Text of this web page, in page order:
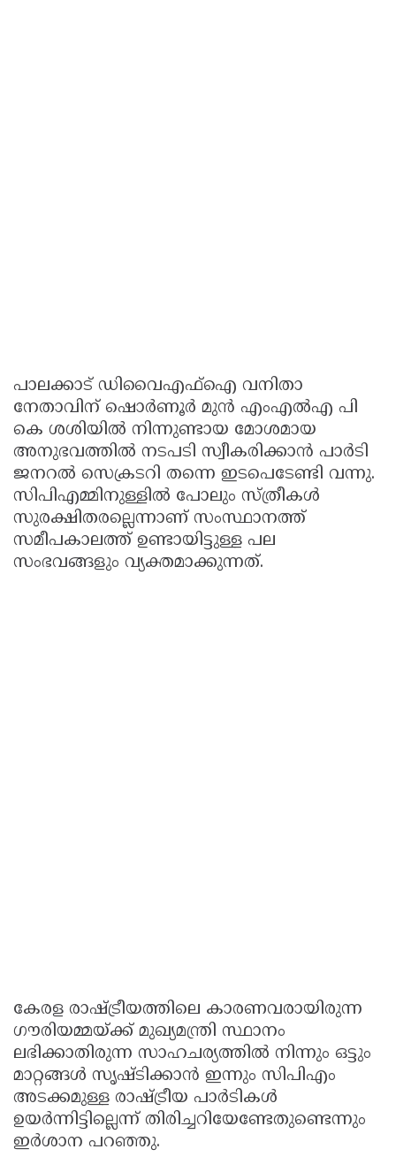
പാലക്കാട് ഡിവൈഎഫ്ഐ വനിതാ
നേതാവിന് ഷൊര്‍ണൂര്‍ മുന്‍ എംഎല്‍എ പി
കെ ശശിയില്‍ നിന്നുണ്ടായ മോശമായ
അനുഭവത്തില്‍ നടപടി സ്വീകരിക്കാന്‍ പാര്‍ടി
ജനറല്‍ സെക്രടറി തന്നെ ഇടപെടേണ്ടി വന്നു.
സിപിഎമ്മിനുള്ളില്‍ പോലും സ്ത്രീകള്‍
സുരക്ഷിതരല്ലെന്നാണ് സംസ്ഥാനത്ത്
സമീപകാലത്ത് ഉണ്ടായിട്ടുള്ള പല
സംഭവങ്ങളും വ്യക്തമാക്കുന്നത്.
കേരള രാഷ്ട്രീയത്തിലെ കാരണവരായിരുന്ന
ഗൗരിയമ്മയ്ക്ക് മുഖ്യമന്ത്രി സ്ഥാനം
ലഭിക്കാതിരുന്ന സാഹചര്യത്തില്‍ നിന്നും ഒട്ടും
മാറ്റങ്ങള്‍ സൃഷ്ടിക്കാന്‍ ഇന്നും സിപിഎം
അടക്കമുള്ള രാഷ്ട്രീയ പാര്‍ടികള്‍
ഉയര്‍ന്നിട്ടില്ലെന്ന് തിരിച്ചറിയേണ്ടേതുണ്ടെന്നും
ഇര്‍ശാന പറഞ്ഞു.